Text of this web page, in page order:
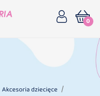
0
Akcesoria dziecięce